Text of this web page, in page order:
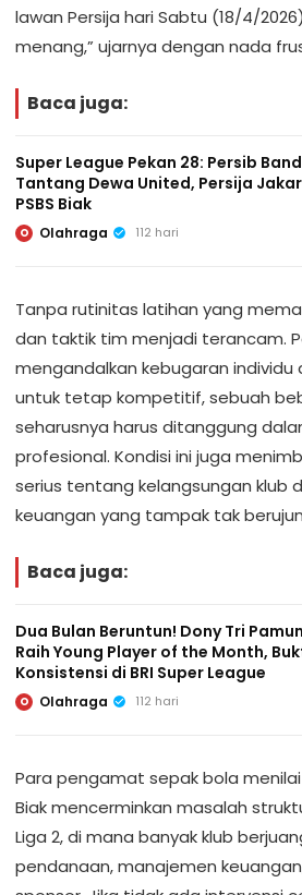
lawan Persija hari Sabtu (18/4/
menang,” ujarnya dengan nada
Baca juga:
Super League Pekan 28: Persib
Tantang Dewa United, Persija
PSBS Biak
O Olahraga 112 hari
Tanpa rutinitas latihan yang
dan taktik tim menjadi terancam.
mengandalkan kebugaran individu
untuk tetap kompetitif, sebuah
seharusnya harus ditanggung
profesional. Kondisi ini juga
serius tentang kelangsungan klub
keuangan yang tampak tak
Baca juga:
Dua Bulan Beruntun! Dony Tri
Raih Young Player of the Month,
Konsistensi di BRI Super League
O Olahraga 112 hari
Para pengamat sepak bola menilai
Biak mencerminkan masalah
Liga 2, di mana banyak klub
pendanaan, manajemen